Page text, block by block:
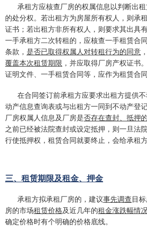
承租方应核查厂房的权属信息以判断出租
的处分权。若出租方为房屋所有权人，则承
证书；若出租方非所有权人，则要求其出具
一手承租方二次转租的，应核查一手租赁合
条款， 是否已取得权属人对转租行为的同意
覆盖本次租赁期限 ，并应取得厂房产权证书
证明文件、一手租赁合同等，应作为租赁合同
在合同签订前承租方应要求出租方提供不
动产信息查询表或与出租方一同到不动产登
厂房权属人信息及厂房是否存在查封、抵押
之前已经被法院查封或设定抵押，则一旦法
行使抵押权，租赁合同就要终止，会给承租
三、租赁期限及租金、押金
承租方拟承租厂房的，建议事先调查目
房的市场租赁价格及近几年的租金涨跌幅情
确定价格时有个明确的价格底线。